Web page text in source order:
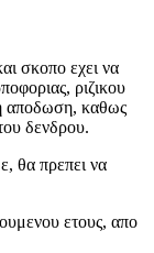
σκοπο εχει να
ριζικου
αποδωση, καθως
δενδρου.
θα πρεπει να
ετους, απο